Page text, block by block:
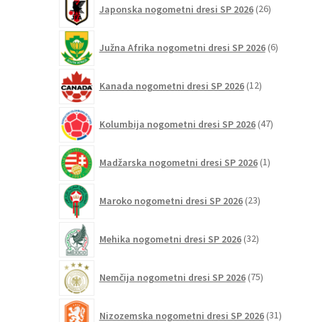
Japonska nogometni dresi SP 2026 26izdelkov
Južna Afrika nogometni dresi SP 2026 6izdelkov
Kanada nogometni dresi SP 2026 12izdelkov
Kolumbija nogometni dresi SP 2026 47izdelkov
Madžarska nogometni dresi SP 2026 1izdelek
Maroko nogometni dresi SP 2026 23izdelkov
Mehika nogometni dresi SP 2026 32izdelkov
Nemčija nogometni dresi SP 2026 75izdelkov
Nizozemska nogometni dresi SP 2026 31